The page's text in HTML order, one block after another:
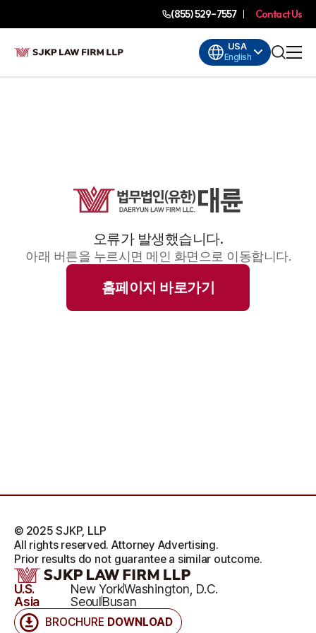
(855) 529-7557 Contact Us
USA
English
오류가 발생했습니다.
아래 버튼을 누르시면 메인 화면으로 이동합니다.
홈페이지 바로가기
BROCHURE DOWNLOAD
U.S. New YorkWashington, D.C.
Asia
SeoulBusan
© 2025 SJKP, LLP
All rights reserved. Attorney Advertising.
Prior results do not guarantee a similar outcome.